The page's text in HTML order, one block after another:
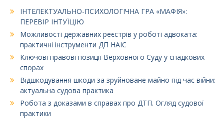
ІНТЕЛЕКТУАЛЬНО-ПСИХОЛОГІЧНА ГРА «МАФІЯ»:
ПЕРЕВІР ІНТУЇЦІЮ
Можливості державних реєстрів у роботі адвоката:
практичні інструменти ДП НАІС
Ключові правові позиції Верховного Суду у спадкових
спорах
Відшкодування шкоди за зруйноване майно під час війни:
актуальна судова практика
Робота з доказами в справах про ДТП. Огляд судової
практики